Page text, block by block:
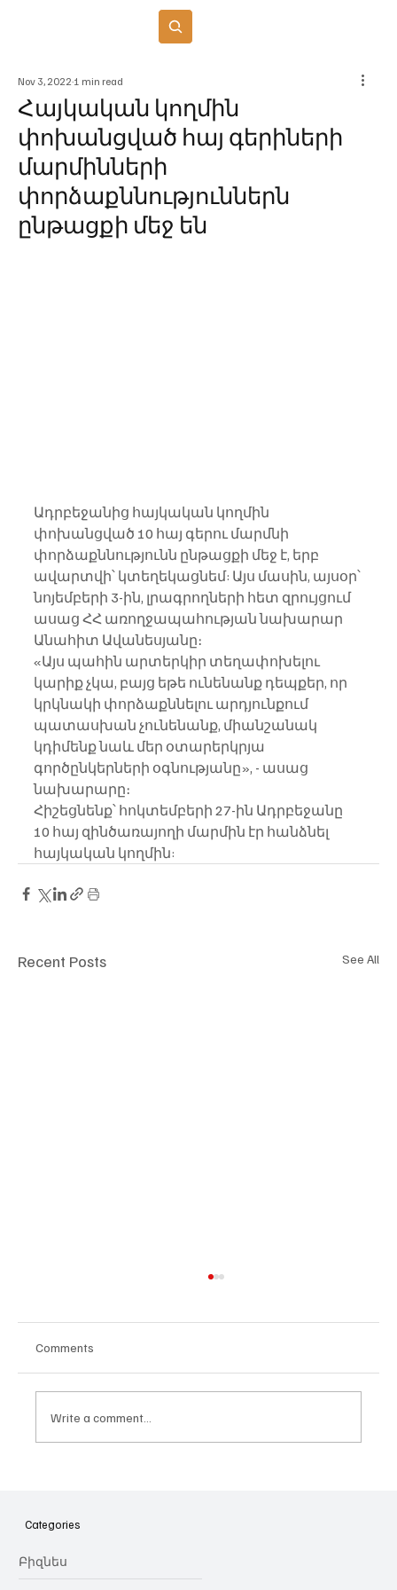
Հայկական կողմին
փոխանցված հայ գերիների
մարմինների
փորձաքննություններն
ընթացքի մեջ են
Nov 3, 2022 1 min read
Ադրբեջանից հայկական կողմին
փոխանցված 10 հայ գերու մարմնի
փորձաքննությունն ընթացքի մեջ է, երբ
ավարտվի՝ կտեղեկացնեմ: Այս մասին, այսօր՝
նոյեմբերի 3-ին, լրագրողների հետ զրույցում
ասաց ՀՀ առողջապահության նախարար
Անահիտ Ավանեսյանը։
«Այս պահին արտերկիր տեղափոխելու
կարիք չկա, բայց եթե ունենանք դեպքեր, որ
կրկնակի փորձաքննելու արդյունքում
պատասխան չունենանք, միանշանակ
կդիմենք նաև մեր օտարերկրյա
գործընկերների օգնությանը», - ասաց
նախարարը։
Հիշեցնենք՝ հոկտեմբերի 27-ին Ադրբեջանը
10 հայ զինծառայողի մարմին էր հանձնել
հայկական կողմին:
Recent Posts See All
նվիրում որոշում
Comments
Write a comment...
Categories
Բիզնես